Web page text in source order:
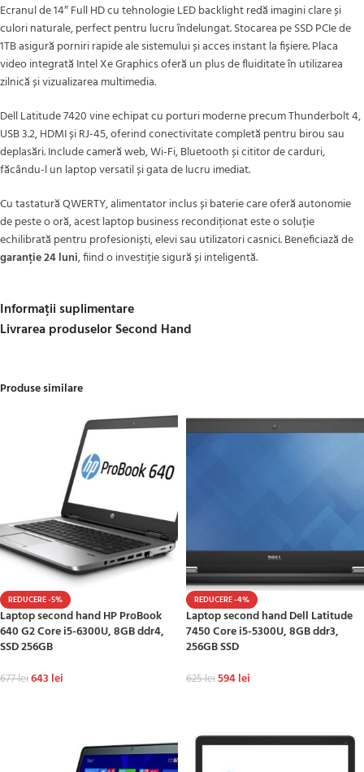
Ecranul de 14″ Full HD cu tehnologie LED backlight redă imagini clare și
culori naturale, perfect pentru lucru îndelungat. Stocarea pe SSD PCIe de
1TB asigură porniri rapide ale sistemului și acces instant la fișiere. Placa
video integrată Intel Xe Graphics oferă un plus de fluiditate în utilizarea
zilnică și vizualizarea multimedia.
Dell Latitude 7420 vine echipat cu porturi moderne precum Thunderbolt 4,
USB 3.2, HDMI și RJ-45, oferind conectivitate completă pentru birou sau
deplasări. Include cameră web, Wi-Fi, Bluetooth și cititor de carduri,
făcându-l un laptop versatil și gata de lucru imediat.
Cu tastatură QWERTY, alimentator inclus și baterie care oferă autonomie
de peste o oră, acest laptop business recondiționat este o soluție
echilibrată pentru profesioniști, elevi sau utilizatori casnici. Beneficiază de
garanție 24 luni, fiind o investiție sigură și inteligentă.
Informații suplimentare
Livrarea produselor Second Hand
Produse similare
REDUCERE -5%
Laptop second hand HP ProBook
640 G2 Core i5-6300U, 8GB ddr4,
SSD 256GB
677lei643 lei
REDUCERE -4%
Laptop second hand Dell Latitude
7450 Core i5-5300U, 8GB ddr3,
256GB SSD
625lei594lei